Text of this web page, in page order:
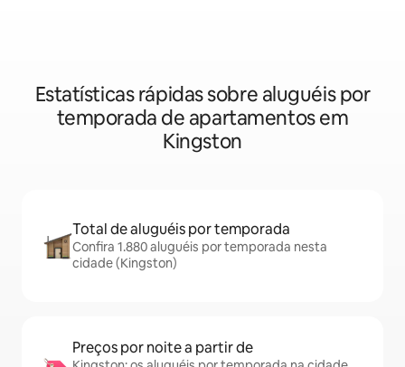
Estatísticas rápidas sobre aluguéis por
temporada de apartamentos em
Kingston
Total de aluguéis por temporada
Confira 1.880 aluguéis por temporada nesta
cidade (Kingston)
Preços por noite a partir de